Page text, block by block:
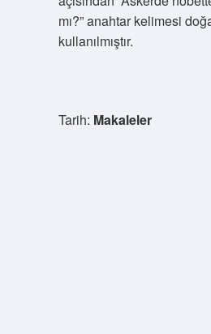
mı?” anahtar kelimesi
kullanılmıştır.
Tarih: Makaleler